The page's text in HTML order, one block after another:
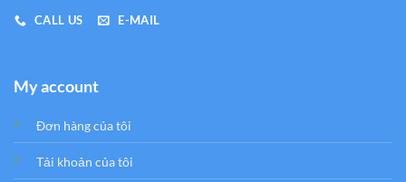
CALL US E-MAIL
My account
Đơn hàng của tôi
Tải khoản của tôi